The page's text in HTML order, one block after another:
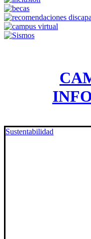
Sustentabilidad